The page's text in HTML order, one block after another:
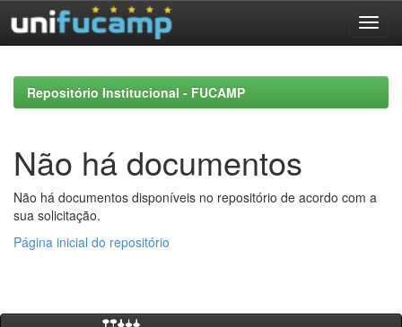
navigationRepositório Institucional - FUCAMP
Não há documentos
Não há documentos disponíveis no repositório de acordo com a
sua solicitação.
Página inicial do repositório